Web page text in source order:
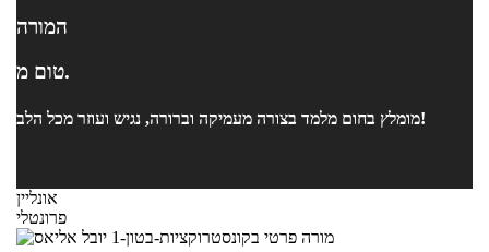
המורה
טום מ.
מומלץ בחום מלמד בצורה מעמיקה וברורה, נגיש ועוזר מכל הלב!
אונליין
פרונטלי